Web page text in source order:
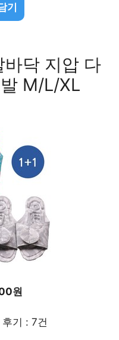
기
닥 지압 다
M/L/XL
원
기 : 7건